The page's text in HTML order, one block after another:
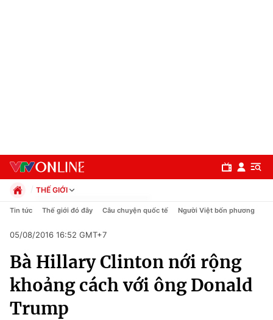
Chuyên mục
Chính trị
Xã hội
THẾ GIỚI
Chính trị
Pháp luật
Kinh tế
Thể thao
Truyền hình
Văn hóa - Giải trí
Tin tức Thế giới đó đây Câu chuyện quốc tế Người Việt bốn phương
05/08/2016 16:52 GMT+7
Bà Hillary Clinton nới rộng
khoảng cách với ông Donald
Trump